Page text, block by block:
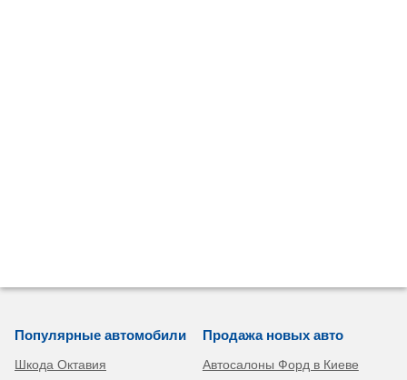
Популярные автомобили
Шкода Октавия
Продажа новых авто
Автосалоны Форд в Киеве